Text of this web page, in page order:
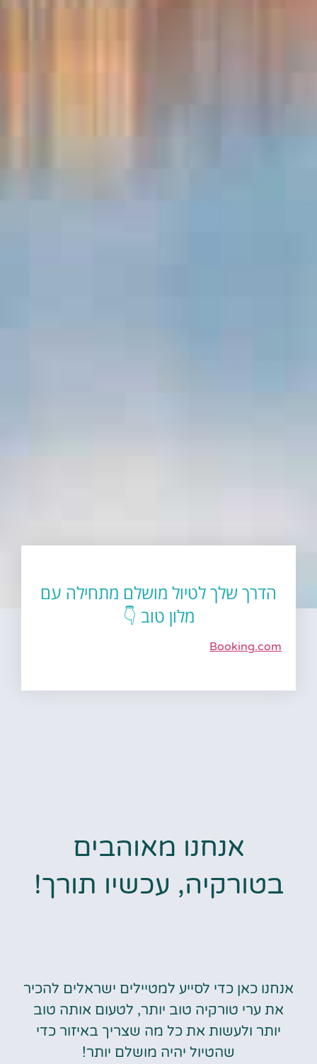
הדרך שלך לטיול מושלם מתחילה עם
מלון טוב 👇
Booking.com
אנחנו מאוהבים
בטורקיה, עכשיו תורך!
אנחנו כאן כדי לסייע למטיילים ישראלים להכיר
את ערי טורקיה טוב יותר, לטעום אותה טוב
יותר ולעשות את כל מה שצריך באיזור כדי
שהטיול יהיה מושלם יותר!